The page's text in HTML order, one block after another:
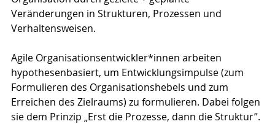
Veränderungen in Strukturen, Prozessen und
Verhaltensweisen.
Agile Organisationsentwickler*innen arbeiten
hypothesenbasiert, um Entwicklungsimpulse (zum
Formulieren des Organisationshebels und zum
Erreichen des Zielraums) zu formulieren. Dabei folgen
sie dem Prinzip „Erst die Prozesse, dann die Struktur”.